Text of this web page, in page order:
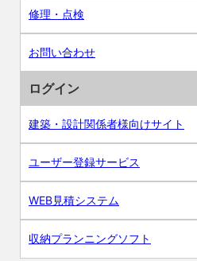
修理・点検
お問い合わせ
ログイン
建築・設計関係者様向けサイト
ユーザー登録サービス
WEB見積システム
収納プランニングソフト